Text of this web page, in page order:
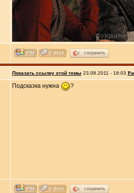
сохранить
Показать ссылку этой темы 23.08.2011 - 18:03
Подсказка нужна ?
сохранить